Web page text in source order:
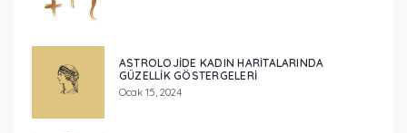
ASTROLOJIDE KADIN HARITALARINDA
GÜZELLIK GÖSTERGELERI
Ocak 15, 2024